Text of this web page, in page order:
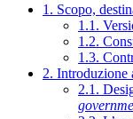
1. Scopo,
1.1.
1.2.
1.3.
2. Introduzione
2.1.